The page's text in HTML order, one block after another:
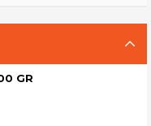
GR